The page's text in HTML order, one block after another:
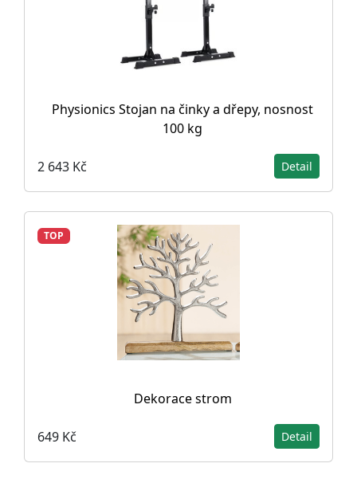
Physionics Stojan na činky a dřepy, nosnost
100 kg
2 643 Kč Detail
TOP
Dekorace strom
649 Kč Detail